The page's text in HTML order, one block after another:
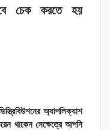
চেক করতে হয়
অ্যাপলিক্যাশ
থাকেন সেক্ষেত্রে আপনি